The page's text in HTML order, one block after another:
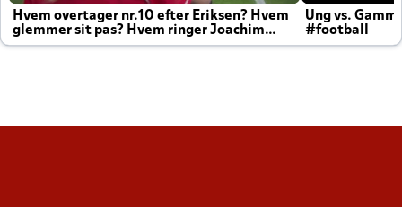
Hvem overtager nr.10 efter Eriksen? Hvem
glemmer sit pas? Hvem ringer Joachim
altid til efter kampe?
Ung vs.
#football